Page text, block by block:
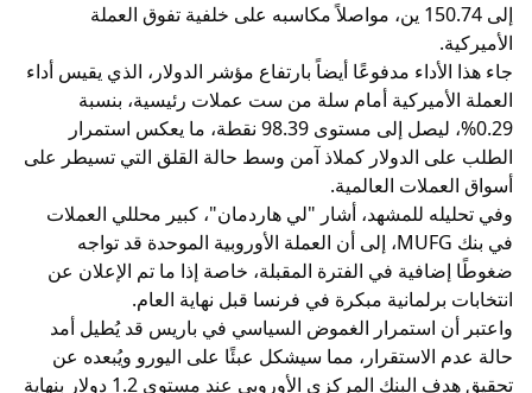
إلى 150.74 ين، مواصلاً مكاسبه على خلفية تفوق العملة
الأميركية.
جاء هذا الأداء مدفوعًا أيضاً بارتفاع مؤشر الدولار، الذي يقيس أداء
العملة الأميركية أمام سلة من ست عملات رئيسية، بنسبة
0.29%، ليصل إلى مستوى 98.39 نقطة، ما يعكس استمرار
الطلب على الدولار كملاذ آمن وسط حالة القلق التي تسيطر على
أسواق العملات العالمية.
وفي تحليله للمشهد، أشار "لي هاردمان"، كبير محللي العملات
في بنك MUFG، إلى أن العملة الأوروبية الموحدة قد تواجه
ضغوطًا إضافية في الفترة المقبلة، خاصة إذا ما تم الإعلان عن
انتخابات برلمانية مبكرة في فرنسا قبل نهاية العام.
واعتبر أن استمرار الغموض السياسي في باريس قد يُطيل أمد
حالة عدم الاستقرار، مما سيشكل عبئًا على اليورو ويُبعده عن
تحقيق هدف البنك المركزي الأوروبي عند مستوى 1.2 دولار بنهاية